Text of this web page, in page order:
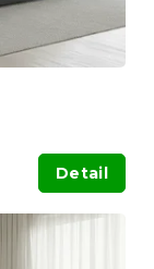
Detail